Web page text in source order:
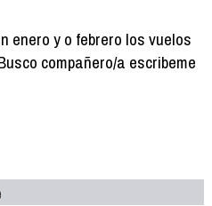
enero y o febrero los vuelos
compañero/a escribeme